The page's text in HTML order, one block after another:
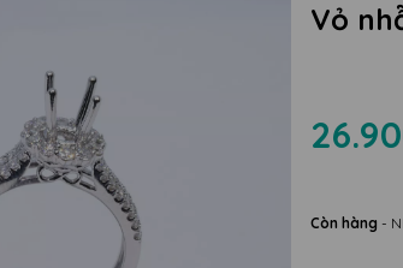
Vỏ
Còn hàng -